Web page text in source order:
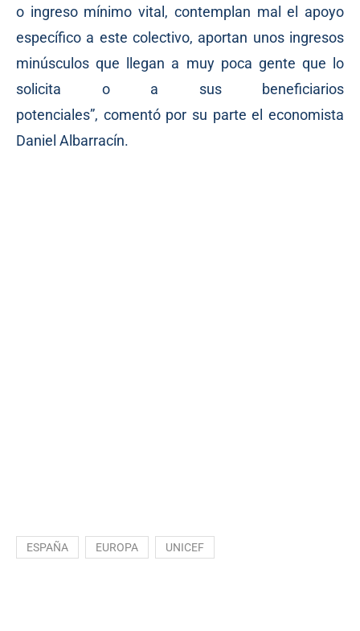
o ingreso mínimo vital, contemplan mal el apoyo
específico a este colectivo, aportan unos ingresos
minúsculos que llegan a muy poca gente que lo
solicita o a sus beneficiarios
potenciales”, comentópor su parte el economista
Daniel Albarracín.
ESPAÑA EUROPA UNICEF